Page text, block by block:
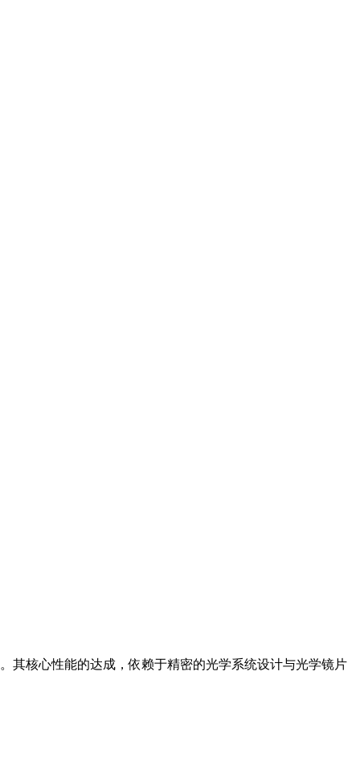
其核心性能的达成，依赖于精密的光学系统设计与光学镜片